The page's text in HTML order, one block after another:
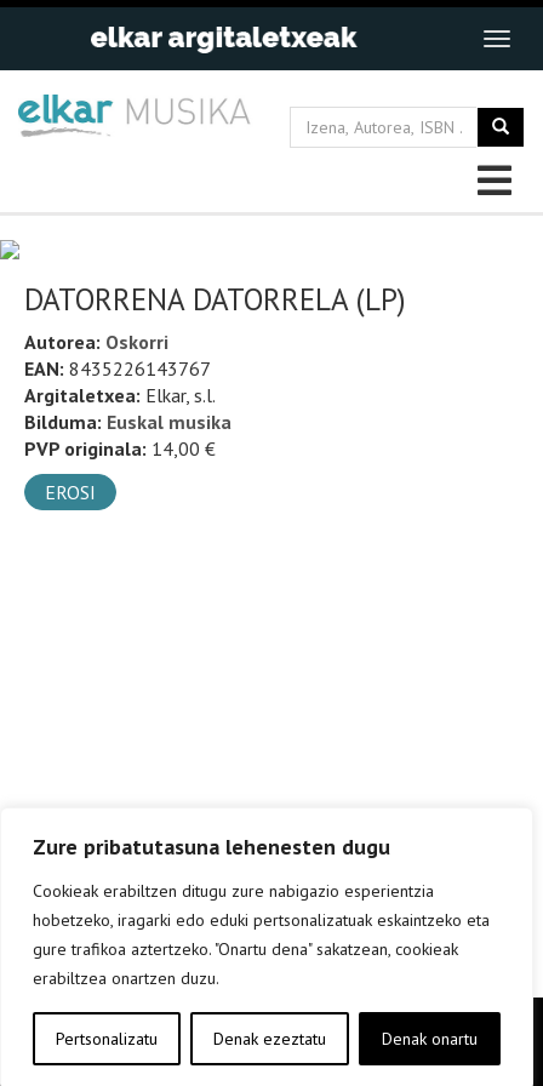
Zure pribatutasuna lehenesten dugu
Cookieak erabiltzen ditugu zure nabigazio esperientzia
hobetzeko, iragarki edo eduki pertsonalizatuak eskaintzeko eta
gure trafikoa aztertzeko. "Onartu dena" sakatzean, cookieak
erabiltzea onartzen duzu.
Pertsonalizatu Denak ezeztatu Denak onartu
DATORRENA DATORRELA (LP)
Autorea: Oskorri
EAN: 8435226143767
Argitaletxea: Elkar, s.l.
Bilduma: Euskal musika
PVP originala: 14,00 €
EROSI
Copyright © elkar Argitaletxeak 2019
Lege oharra
Cookie politika